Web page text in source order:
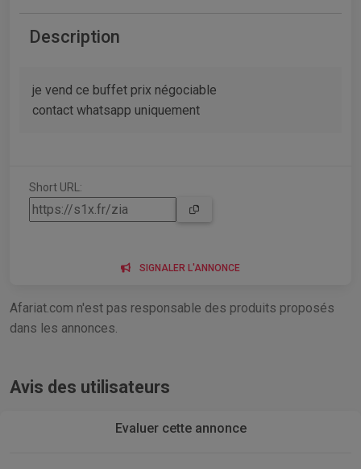
Description
je vend ce buffet prix négociable
contact whatsapp uniquement
Short URL:
SIGNALER L'ANNONCE
Afariat.com n'est pas responsable des produits proposés
dans les annonces.
Avis des utilisateurs
Evaluer cette annonce